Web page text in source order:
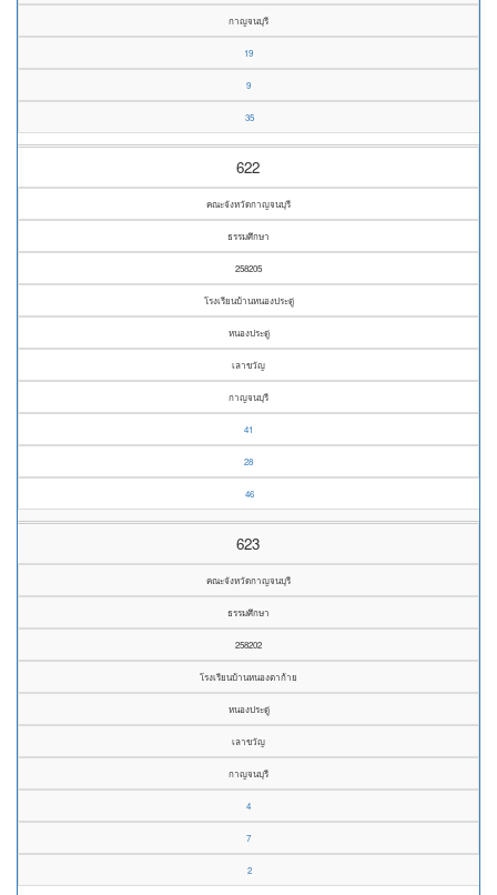
กาญจนบุรี
19
9
35
622
คณะจังหวัดกาญจนบุรี
ธรรมศึกษา
258205
โรงเรียนบ้านหนองประดู่
หนองประดู่
เลาขวัญ
กาญจนบุรี
41
28
46
623
คณะจังหวัดกาญจนบุรี
ธรรมศึกษา
258202
โรงเรียนบ้านหนองตาก้าย
หนองประดู่
เลาขวัญ
กาญจนบุรี
4
7
2